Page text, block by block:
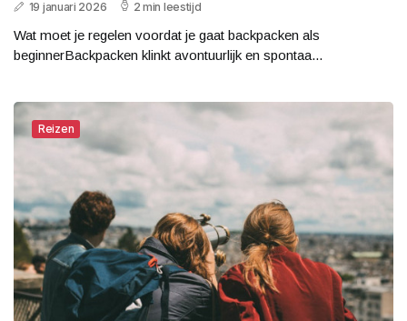
19 januari 2026 2 min leestijd
Wat moet je regelen voordat je gaat backpacken als
beginnerBackpacken klinkt avontuurlijk en spontaa...
Reizen